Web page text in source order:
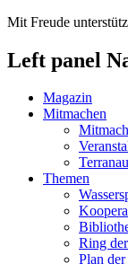
Mit Freude
Left panel
Magazin
Mitmachen
Themen
Ring
Plan